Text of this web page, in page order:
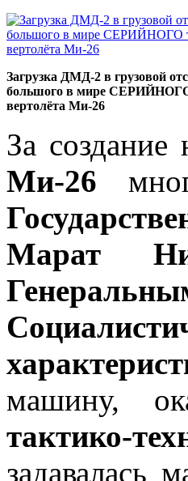
Загрузка ДМД-2 в грузовой
большого в мире СЕРИЙНОГО
вертолёта Mи-26
За создание
Ми-26
Марат
машину,
тактико-
задавалась